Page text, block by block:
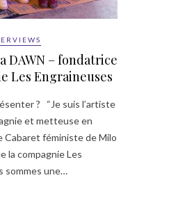
DAWN – fondatrice
Les Engraineuses
? “Je suis l’artiste
et metteuse en
Cabaret féministe de Milo
la compagnie Les
sommes une…